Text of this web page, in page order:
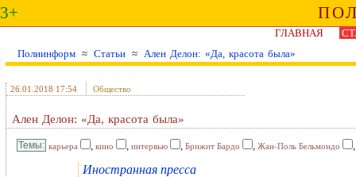
3+
ГЛАВНАЯ
Полиинформ ≈ Статьи ≈ Ален Делон: «Да, красота была»
26.01.2018 17:54 Общество
Ален Делон: «Да, красота была»
карьера , кино , интервью , Брижит Бардо , Жан-Поль Бельмондо
Иностранная пресса